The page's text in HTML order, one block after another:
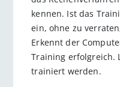
kennen. Ist das
ein, ohne zu
Erkennt der
Training erfolgreich.
trainiert werden.